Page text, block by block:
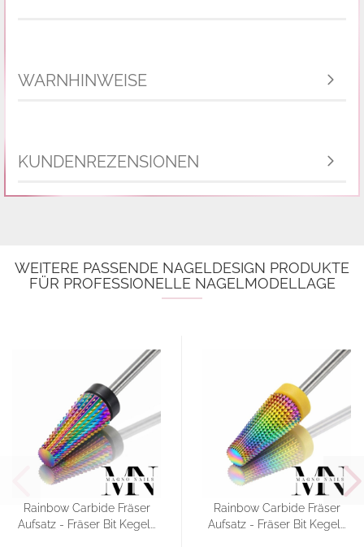
WARNHINWEISE
KUNDENREZENSIONEN
WEITERE PASSENDE NAGELDESIGN PRODUKTE
FÜR PROFESSIONELLE NAGELMODELLAGE
Rainbow Carbide Fräser
Aufsatz - Fräser Bit Kegel...
Rainbow Carbide Fräser
Aufsatz - Fräser Bit Kegel...